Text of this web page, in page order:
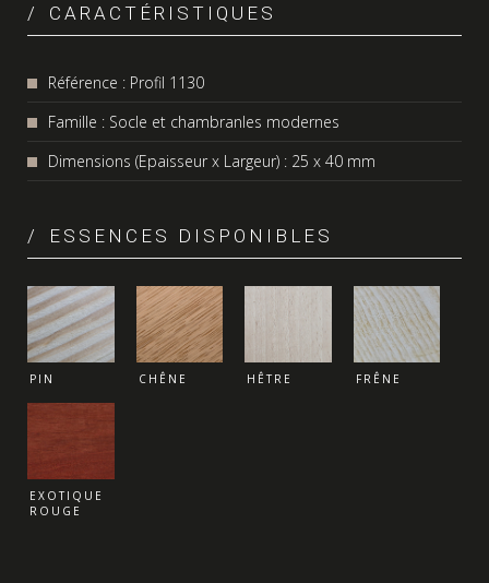
CARACTÉRISTIQUES
Référence : Profil 1130
Famille : Socle et chambranles modernes
Dimensions (Epaisseur x Largeur) : 25 x 40 mm
ESSENCES DISPONIBLES
PIN CHÊNE HÊTRE FRÊNE
EXOTIQUE
ROUGE